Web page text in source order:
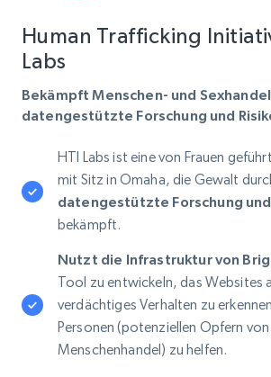
Human Trafficking
Labs
Bekämpft Menschen- und
datengestützte Forschung und
HTI Labs ist eine von Frauen
mit Sitz in Omaha, die Gewalt
datengestützte Forschung
bekämpft.
Nutzt die Infrastruktur von
Tool zu entwickeln, das Websites
verdächtiges Verhalten zu
Personen (potenziellen Opfern von
Menschenhandel) zu helfen.